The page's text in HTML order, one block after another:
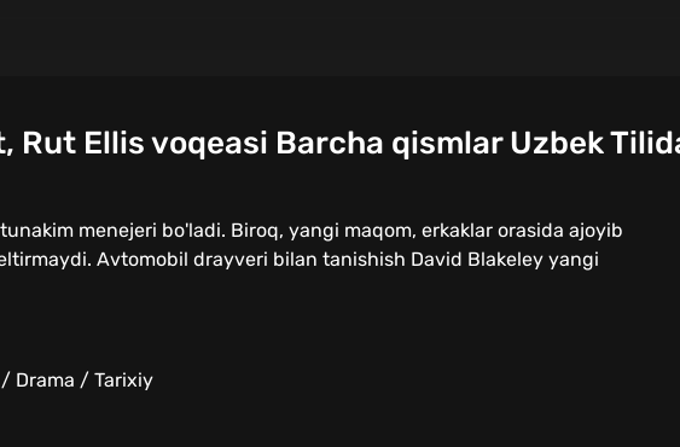
Rut Ellis voqeasi Barcha qismlar Uzbek
menejeri bo'ladi. Biroq, yangi maqom, erkaklar orasida ajoyib
Avtomobil drayveri bilan tanishish David Blakeley yangi
Drama / Tarixiy